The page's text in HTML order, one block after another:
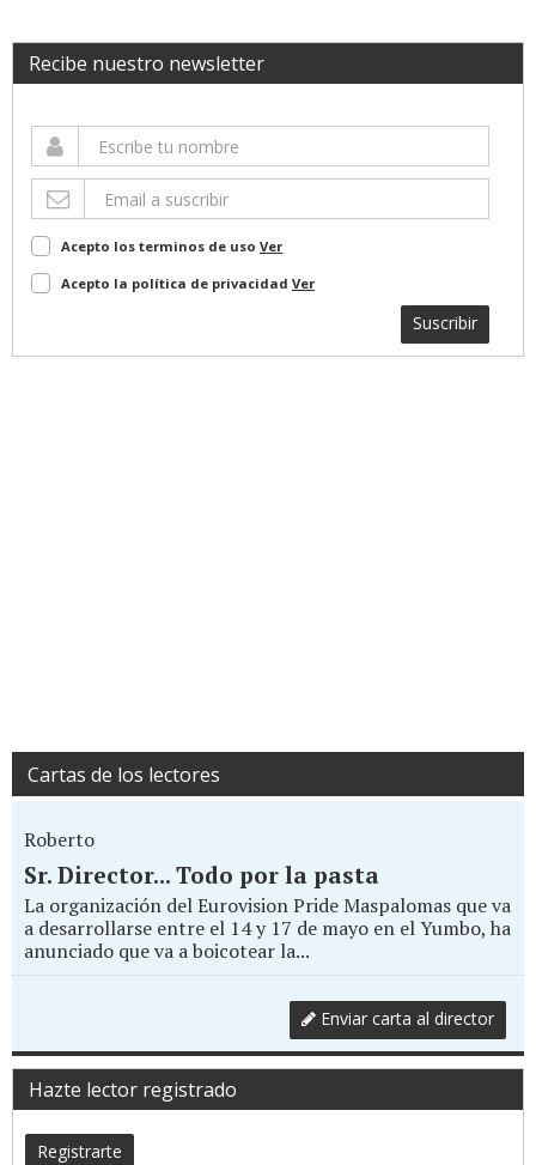
Recibe nuestro newsletter
Acepto los terminos de uso Ver
Acepto la política de privacidad Ver
Suscribir
Cartas de los lectores
Roberto
Sr. Director... Todo por la pasta
La organización del Eurovision Pride Maspalomas que va
a desarrollarse entre el 14 y 17 de mayo en el Yumbo, ha
anunciado que va a boicotear la...
Enviar carta al director
Hazte lector registrado
Registrarte